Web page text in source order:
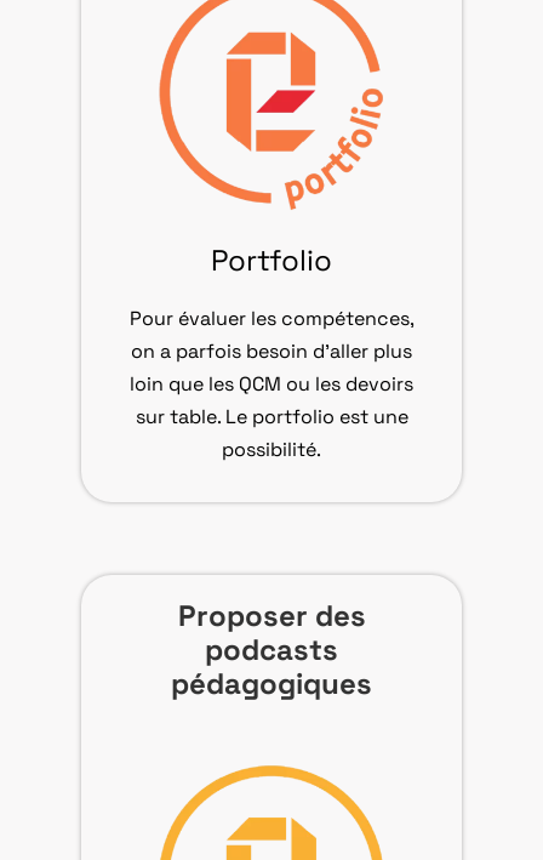
Portfolio
Pour évaluer les compétences,
on a parfois besoin d’aller plus
loin que les QCM ou les devoirs
sur table. Le portfolio est une
possibilité.
Proposer des
podcasts
pédagogiques